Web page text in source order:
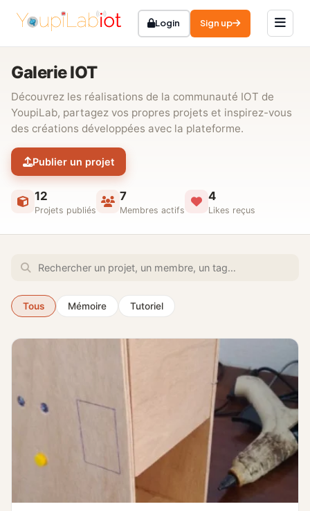
Login Sign up
Galerie IOT
Découvrez les réalisations de la communauté IOT de
YoupiLab, partagez vos propres projets et inspirez-vous
des créations développées avec la plateforme.
Publier un projet
12
Projets publiés
7
Membres actifs
4
Likes reçus
Tous Mémoire Tutoriel